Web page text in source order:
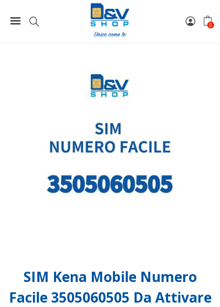
0
SIM Kena Mobile Numero Facile 3505060505 Da Attivare
SIM Kena Mobile Numero
Facile 3505060505 Da Attivare